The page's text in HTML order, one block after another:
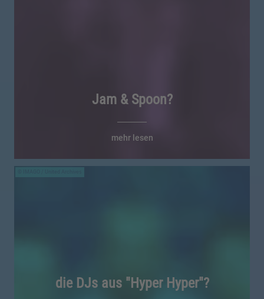
Jam & Spoon?
mehr lesen
die DJs aus "Hyper Hyper"?